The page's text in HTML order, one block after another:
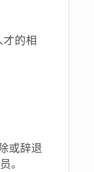
的相
或辞退
。